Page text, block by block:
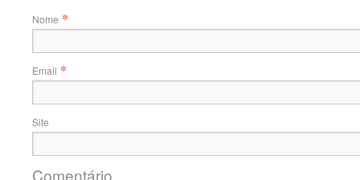
Nome *
Email *
Site
Comentário